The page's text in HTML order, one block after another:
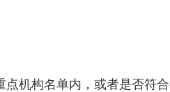
机构名单内，或者是否符合